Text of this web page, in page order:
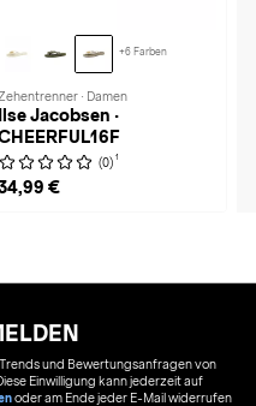
+6 Farben
· Damen
Ilse Jacobsen ·
(0) 1
€
und Bewertungsanfragen von
Einwilligung kann jederzeit auf
oder am Ende jeder E-Mail widerrufen